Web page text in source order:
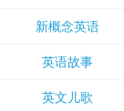
新概念英语
英语故事
英文儿歌